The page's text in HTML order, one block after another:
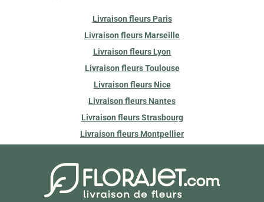
Livraison fleurs Paris
Livraison fleurs Marseille
Livraison fleurs Lyon
Livraison fleurs Toulouse
Livraison fleurs Nice
Livraison fleurs Nantes
Livraison fleurs Strasbourg
Livraison fleurs Montpellier